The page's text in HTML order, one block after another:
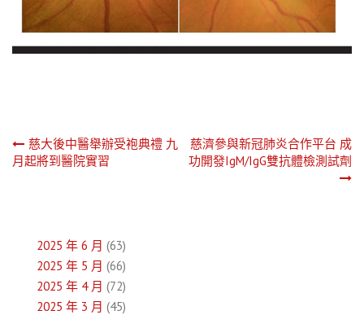
文
覽
慈大後中醫舉辦受袍典禮 九
月起將到醫院實習
慈濟參與新冠肺炎合作平台 成
功開發IgM/IgG雙抗體檢測試劑
2025 年 6 月 (63)
2025 年 5 月 (66)
2025 年 4 月 (72)
2025 年 3 月 (45)